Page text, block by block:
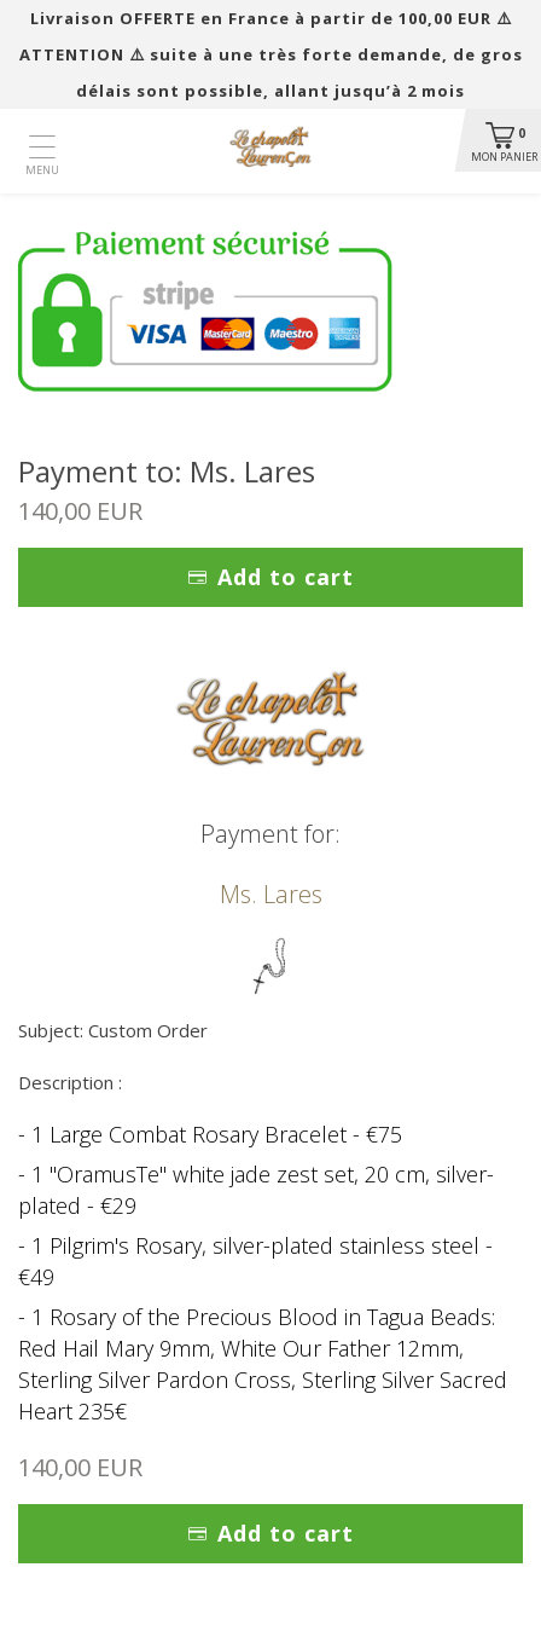
Livraison OFFERTE en France à partir de 100,00 EUR ​​⚠️
ATTENTION ⚠️ suite à une très forte demande, de gros
délais sont possible, allant jusqu’à 2 mois
0
MON PANIER
MENU
Payment to: Ms. Lares
140,00 EUR
Add to cart
Payment for:
Ms. Lares
Subject: Custom Order
Description :
- 1 Large Combat Rosary Bracelet - €75
- 1 "OramusTe" white jade zest set, 20 cm, silver-
plated - €29
- 1 Pilgrim's Rosary, silver-plated stainless steel -
€49
- 1 Rosary of the Precious Blood in Tagua Beads:
Red Hail Mary 9mm, White Our Father 12mm,
Sterling Silver Pardon Cross, Sterling Silver Sacred
Heart 235€
140,00 EUR
Add to cart